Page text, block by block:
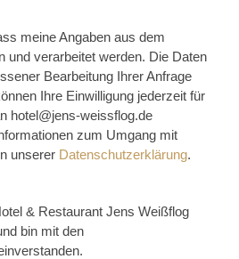
meine Angaben aus dem
und verarbeitet werden. Die Daten
Bearbeitung Ihrer Anfrage
Ihre Einwilligung jederzeit für
hotel@jens-weissflog.de
zum Umgang mit
unserer Datenschutzerklärung.
& Restaurant Jens Weißflog
bin mit den